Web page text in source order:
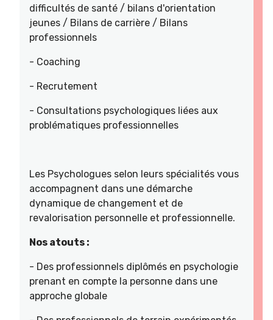
difficultés de santé / bilans d'orientation
jeunes / Bilans de carrière / Bilans
professionnels
- Coaching
- Recrutement
- Consultations psychologiques liées aux
problématiques professionnelles
Les Psychologues selon leurs spécialités vous
accompagnent dans une démarche
dynamique de changement et de
revalorisation personnelle et professionnelle.
Nos atouts :
- Des professionnels diplômés en psychologie
prenant en compte la personne dans une
approche globale